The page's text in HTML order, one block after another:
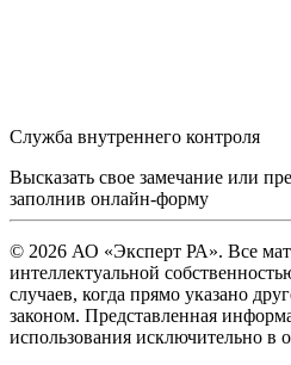
Служба внутреннего контроля
Высказать свое замечание или
заполнив онлайн-форму
© 2026 АО «Эксперт РА». Все
интеллектуальной
случаев, когда прямо указано
законом. Представленная
использования исключительно в